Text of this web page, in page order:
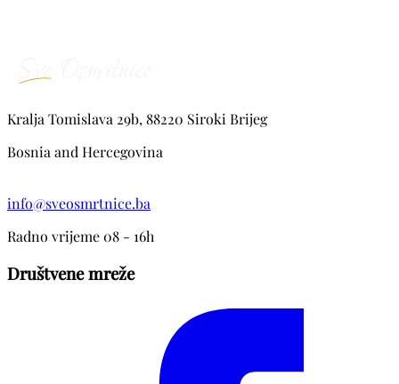
Kralja Tomislava 29b, 88220 Siroki Brijeg
Bosnia and Hercegovina
info@sveosmrtnice.ba
Radno vrijeme 08 - 16h
Društvene mreže